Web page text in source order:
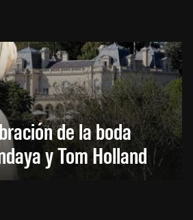
de la boda
y Tom Holland